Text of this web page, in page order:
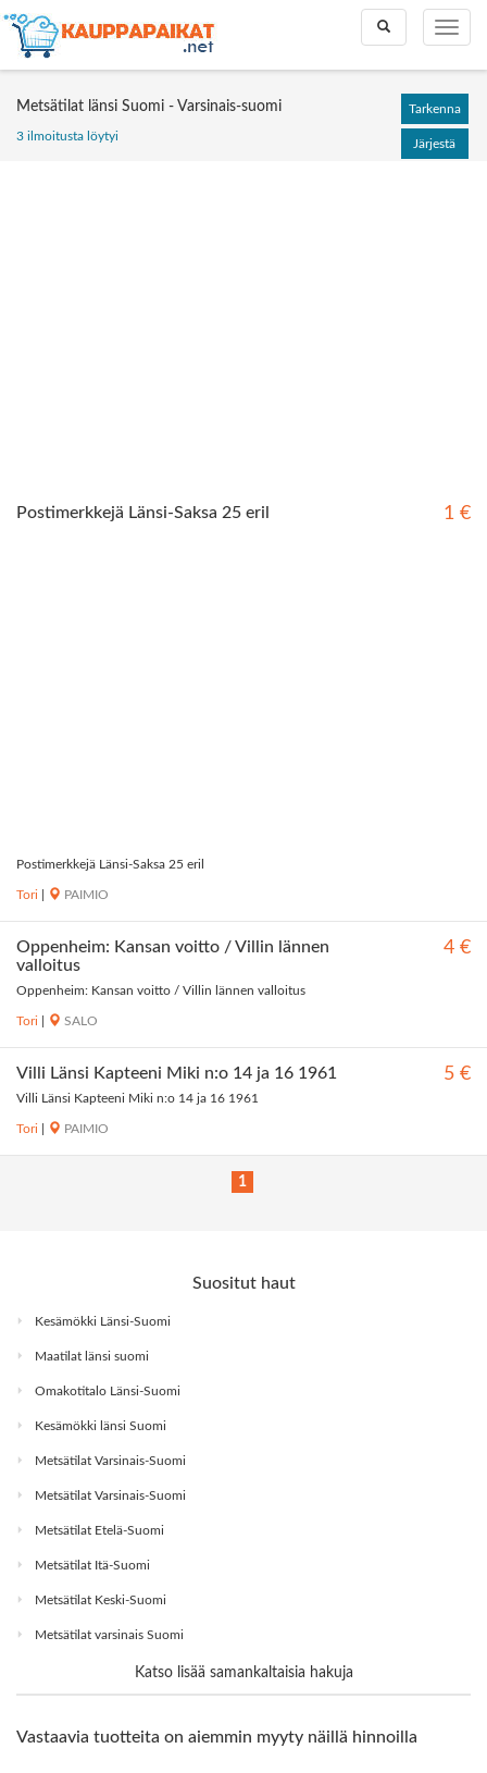
Toggle
Toggle
search
Metsätilat länsi Suomi - Varsinais-suomi
3 ilmoitusta löytyi
Tarkenna
Järjestä
Postimerkkejä Länsi-Saksa 25 eril 1 €
Postimerkkejä Länsi-Saksa 25 eril
Tori PAIMIO
Oppenheim: Kansan voitto / Villin lännen
valloitus
4 €
Oppenheim: Kansan voitto / Villin lännen valloitus
Tori SALO
Villi Länsi Kapteeni Miki n:o 14 ja 16 1961 5 €
Villi Länsi Kapteeni Miki n:o 14 ja 16 1961
Tori PAIMIO
1
Suositut haut
Kesämökki Länsi-Suomi
Maatilat länsi suomi
Omakotitalo Länsi-Suomi
Kesämökki länsi Suomi
Metsätilat Varsinais-Suomi
Metsätilat Varsinais-Suomi
Metsätilat Etelä-Suomi
Metsätilat Itä-Suomi
Metsätilat Keski-Suomi
Metsätilat varsinais Suomi
Katso lisää samankaltaisia hakuja
Vastaavia tuotteita on aiemmin myyty näillä hinnoilla